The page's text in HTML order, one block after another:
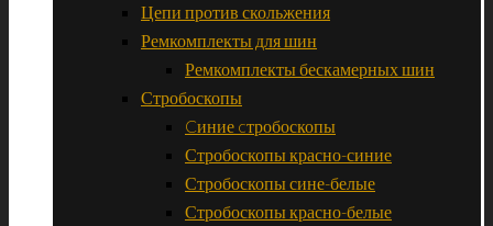
Цепи против скольжения
Ремкомплекты для шин
Ремкомплекты бескамерных шин
Стробоскопы
Cиние cтробоскопы
Стробоскопы красно-синие
Стробоскопы сине-белые
Стробоскопы красно-белые